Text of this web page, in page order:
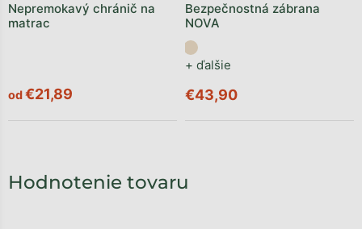
Hodnotenie tovaru
Nepremokavý chránič na
matrac
od€21,89
Bezpečnostná zábrana
NOVA
+ ďalšie
€43,90